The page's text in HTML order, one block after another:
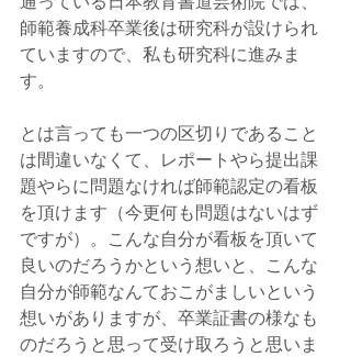
師範養成科卒業後は研究科が設けられ
ていますので、私も研究科に進みま
す。
とは言っても一つの区切りであること
は間違いなくて、レポートやら提出課
題やらに問題なければ師範認定の看板
を頂けます（今更何も問題はないはず
ですが）。こんな自分が看板を頂いて
良いのだろうかという想いと、こんな
自分が師範なんておこがましいという
想いがありますが、卒業証書の様なも
のだろうと思って受け取ろうと思いま